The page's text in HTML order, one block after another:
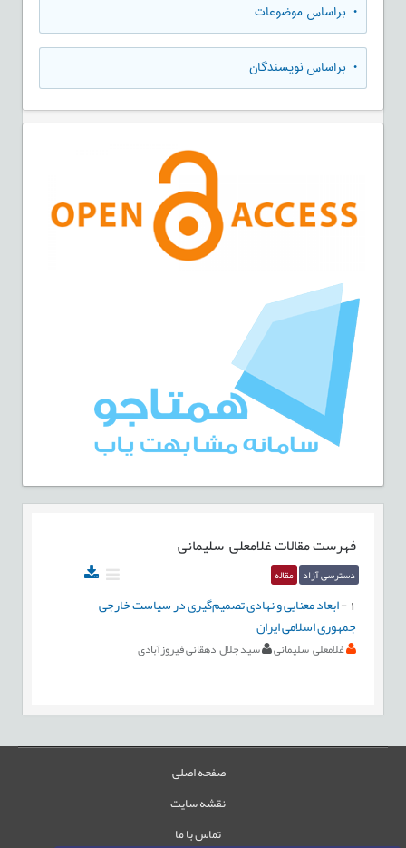
• براساس موضوعات
• براساس نویسندگان
فهرست مقالاتغلامعلی سلیمانی
دسترسی آزاد مقاله
-ابعاد معنایی و نهادی تصمیم‌گیری در سیاست خارجی
جمهوری اسلامی ایران
غلامعلی سلیمانی سید جلال دهقانی فیروزآبادی
صفحه اصلی
نقشه سایت
تماس با ما